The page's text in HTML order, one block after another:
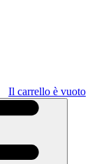
Il carrello è vuoto